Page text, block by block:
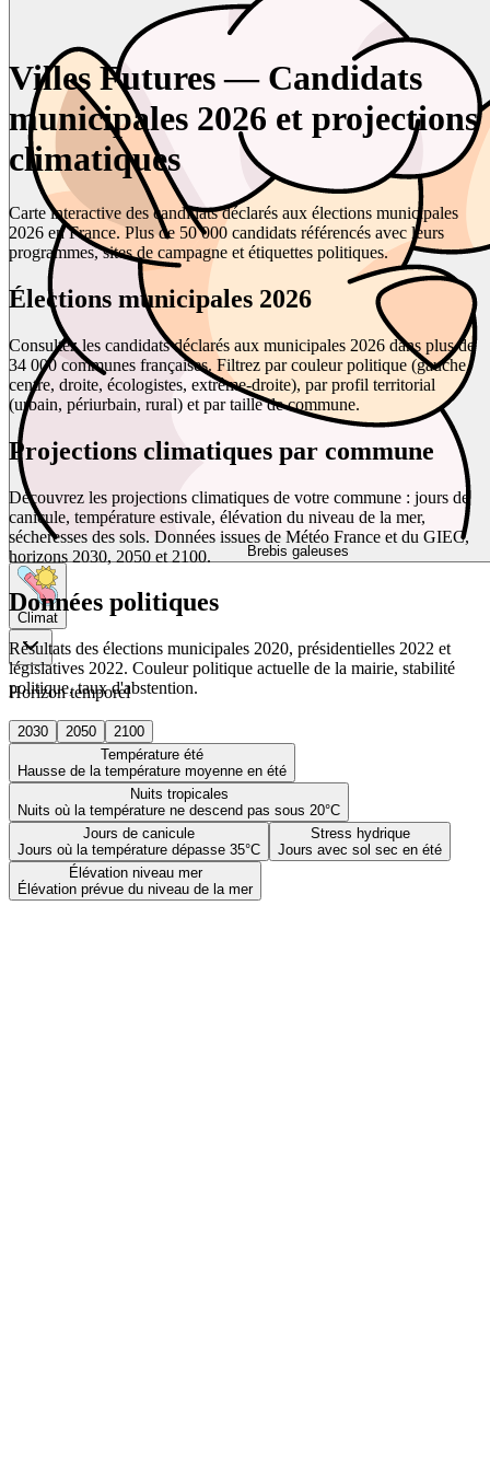
Brebis galeuses
Climat
Horizon temporel
2030 2050
2100
Température été
Hausse de la température moyenne en été
Nuits tropicales
Nuits où la température ne descend pas sous 20°C
Jours de canicule
Jours où la température dépasse 35°C
Stress hydrique
Jours avec sol sec en été
Élévation niveau mer
Élévation prévue du niveau de la mer
Villes Futures — Candidats
municipales 2026 et projections
climatiques
Carte interactive des candidats déclarés aux élections municipales
2026 en France. Plus de 50 000 candidats référencés avec leurs
programmes, sites de campagne et étiquettes politiques.
Élections municipales 2026
Consultez les candidats déclarés aux municipales 2026 dans plus de
34 000 communes françaises. Filtrez par couleur politique (gauche,
centre, droite, écologistes, extrême-droite), par profil territorial
(urbain, périurbain, rural) et par taille de commune.
Projections climatiques par commune
Découvrez les projections climatiques de votre commune : jours de
canicule, température estivale, élévation du niveau de la mer,
sécheresses des sols. Données issues de Météo France et du GIEC,
horizons 2030, 2050 et 2100.
Données politiques
Résultats des élections municipales 2020, présidentielles 2022 et
législatives 2022. Couleur politique actuelle de la mairie, stabilité
politique, taux d'abstention.